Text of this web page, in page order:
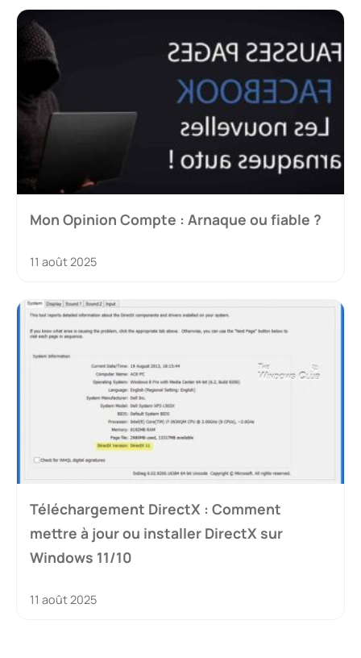
Mon Opinion Compte : Arnaque ou fiable ?
11 août 2025
Téléchargement DirectX : Comment
mettre à jour ou installer DirectX sur
Windows 11/10
11 août 2025